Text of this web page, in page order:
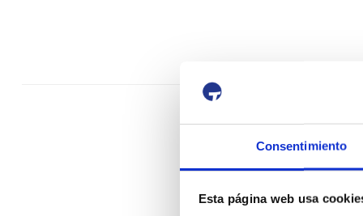
Consentimiento
Esta página web usa